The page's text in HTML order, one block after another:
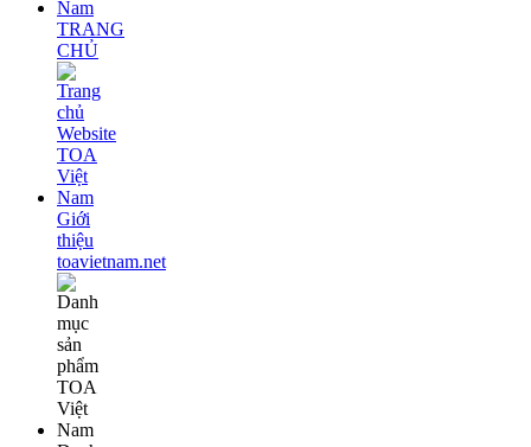
TRANG
CHỦ
Giới
thiệu
toavietnam.net